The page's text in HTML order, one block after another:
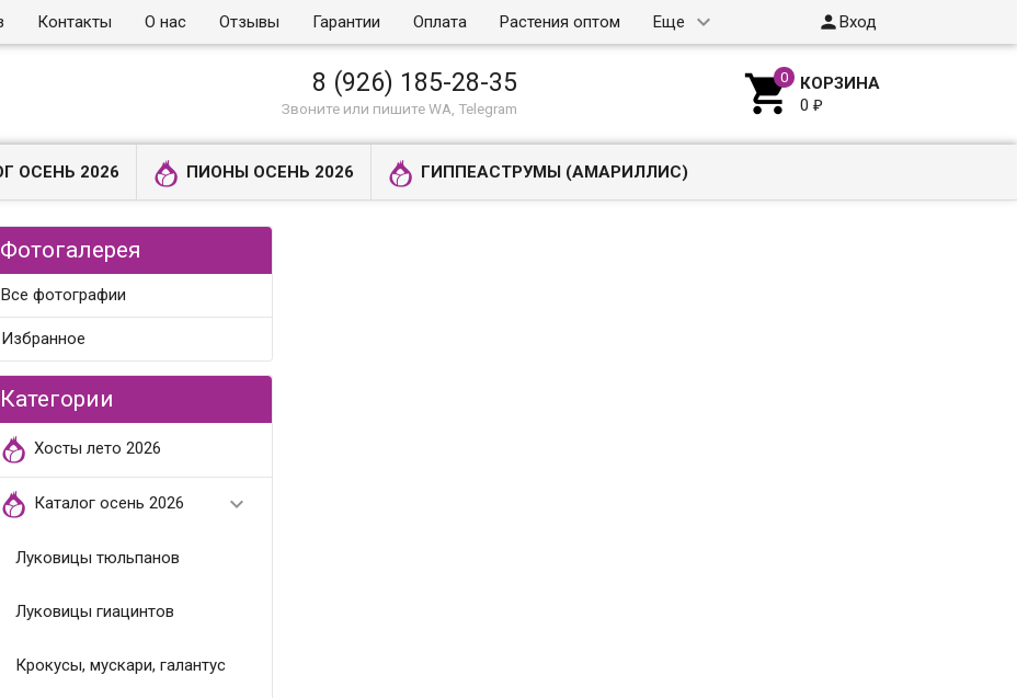
Контакты О нас Отзывы Гарантии Оплата Растения оптом Еще Вход
8 (926) 185-28-35
Звоните или пишите WA, Telegram  КОРЗИНА
0₽
ОСЕНЬ 2026 ПИОНЫ ОСЕНЬ 2026 ГИППЕАСТРУМЫ (АМАРИЛЛИС)
Фотогалерея
Все фотографии
Избранное
Категории
Хосты лето 2026
Каталог осень 2026 
Луковицы тюльпанов
Луковицы гиацинтов
Крокусы, мускари, галантус